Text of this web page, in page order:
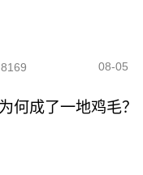
8169 08-05
何成了一地鸡毛？